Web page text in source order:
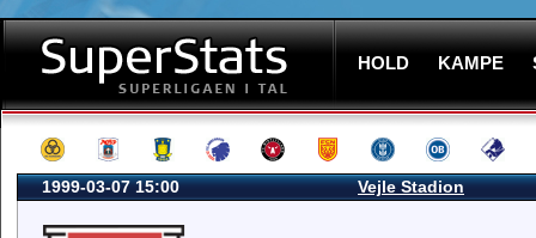
HOLD KAMPE
1999-03-07 15:00 Vejle Stadion